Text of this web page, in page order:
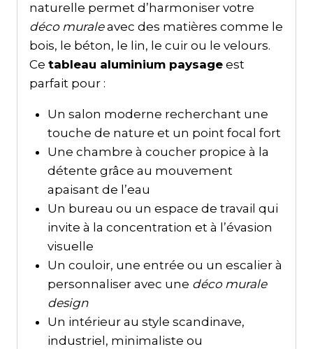
naturelle permet d’harmoniser votre
déco muraleavec des matières comme le
bois, le béton, le lin, le cuir ou le velours.
Ce tableau aluminium paysage est
parfait pour :
Un salon moderne recherchant une
touche de nature et un point focal fort
Une chambre à coucher propice à la
détente grâce au mouvement
apaisant de l’eau
Un bureau ou un espace de travail qui
invite à la concentration et à l’évasion
visuelle
Un couloir, une entrée ou un escalier à
personnaliser avec une déco murale
design
Un intérieur au style scandinave,
industriel, minimaliste ou